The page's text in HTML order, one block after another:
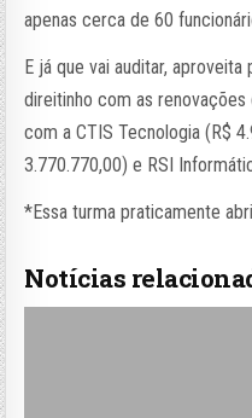
apenas cerca de 60
E já que vai auditar,
direitinho com as
com a CTIS Tecnologia (R$
3.770.770,00) e RSI
*Essa turma praticamente
Notícias